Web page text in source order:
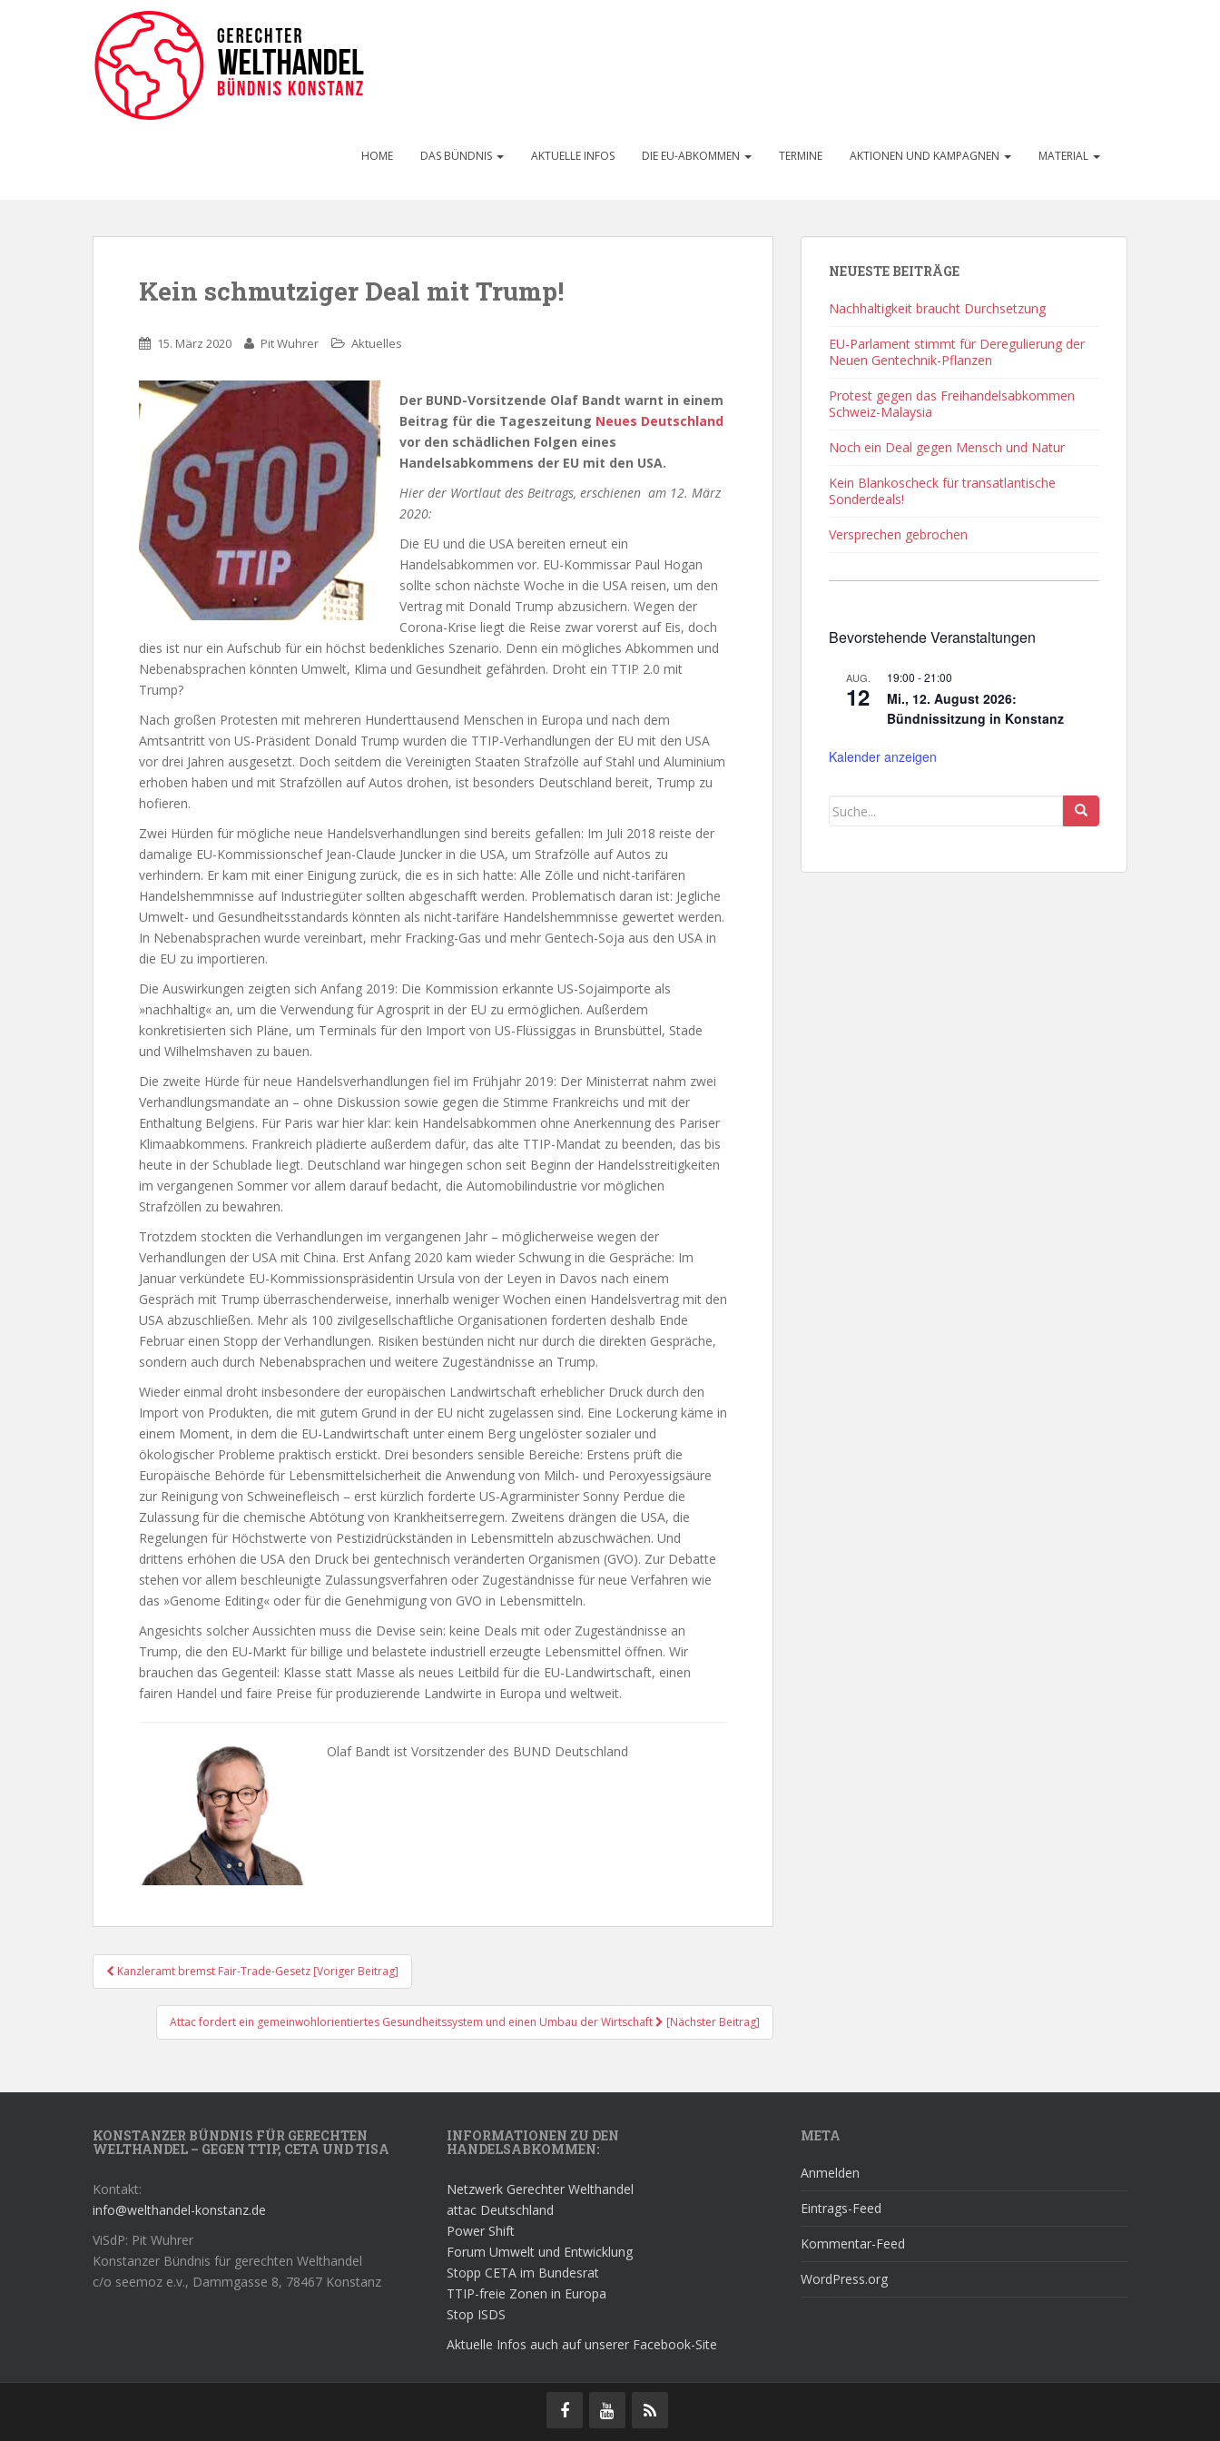
HOME DAS BÜNDNIS AKTUELLE INFOS DIE EU-ABKOMMEN TERMINE AKTIONEN UND KAMPAGNEN MATERIAL
Kein schmutziger Deal mit Trump!
15. März 2020 Pit Wuhrer Aktuelles
Der BUND-Vorsitzende Olaf Bandt warnt in einem
Beitrag für die Tageszeitung Neues Deutschland
vor den schädlichen Folgen eines
Handelsabkommens der EU mit den USA.
Hier der Wortlaut des Beitrags, erschienen am 12. März
2020:
Die EU und die USA bereiten erneut ein
Handelsabkommen vor. EU-Kommissar Paul Hogan
sollte schon nächste Woche in die USA reisen, um den
Vertrag mit Donald Trump abzusichern. Wegen der
Corona-Krise liegt die Reise zwar vorerst auf Eis, doch
dies ist nur ein Aufschub für ein höchst bedenkliches Szenario. Denn ein mögliches Abkommen und
Nebenabsprachen könnten Umwelt, Klima und Gesundheit gefährden. Droht ein TTIP 2.0 mit
Trump?
Nach großen Protesten mit mehreren Hunderttausend Menschen in Europa und nach dem
Amtsantritt von US-Präsident Donald Trump wurden die TTIP-Verhandlungen der EU mit den USA
vor drei Jahren ausgesetzt. Doch seitdem die Vereinigten Staaten Strafzölle auf Stahl und Aluminium
erhoben haben und mit Strafzöllen auf Autos drohen, ist besonders Deutschland bereit, Trump zu
hofieren.
Zwei Hürden für mögliche neue Handelsverhandlungen sind bereits gefallen: Im Juli 2018 reiste der
damalige EU-Kommissionschef Jean-Claude Juncker in die USA, um Strafzölle auf Autos zu
verhindern. Er kam mit einer Einigung zurück, die es in sich hatte: Alle Zölle und nicht-tarifären
Handelshemmnisse auf Industriegüter sollten abgeschafft werden. Problematisch daran ist: Jegliche
Umwelt- und Gesundheitsstandards könnten als nicht-tarifäre Handelshemmnisse gewertet werden.
In Nebenabsprachen wurde vereinbart, mehr Fracking-Gas und mehr Gentech-Soja aus den USA in
die EU zu importieren.
Die Auswirkungen zeigten sich Anfang 2019: Die Kommission erkannte US-Sojaimporte als
»nachhaltig« an, um die Verwendung für Agrosprit in der EU zu ermöglichen. Außerdem
konkretisierten sich Pläne, um Terminals für den Import von US-Flüssiggas in Brunsbüttel, Stade
und Wilhelmshaven zu bauen.
Die zweite Hürde für neue Handelsverhandlungen fiel im Frühjahr 2019: Der Ministerrat nahm zwei
Verhandlungsmandate an – ohne Diskussion sowie gegen die Stimme Frankreichs und mit der
Enthaltung Belgiens. Für Paris war hier klar: kein Handelsabkommen ohne Anerkennung des Pariser
Klimaabkommens. Frankreich plädierte außerdem dafür, das alte TTIP-Mandat zu beenden, das bis
heute in der Schublade liegt. Deutschland war hingegen schon seit Beginn der Handelsstreitigkeiten
im vergangenen Sommer vor allem darauf bedacht, die Automobilindustrie vor möglichen
Strafzöllen zu bewahren.
Trotzdem stockten die Verhandlungen im vergangenen Jahr – möglicherweise wegen der
Verhandlungen der USA mit China. Erst Anfang 2020 kam wieder Schwung in die Gespräche: Im
Januar verkündete EU-Kommissionspräsidentin Ursula von der Leyen in Davos nach einem
Gespräch mit Trump überraschenderweise, innerhalb weniger Wochen einen Handelsvertrag mit den
USA abzuschließen. Mehr als 100 zivilgesellschaftliche Organisationen forderten deshalb Ende
Februar einen Stopp der Verhandlungen. Risiken bestünden nicht nur durch die direkten Gespräche,
sondern auch durch Nebenabsprachen und weitere Zugeständnisse an Trump.
Wieder einmal droht insbesondere der europäischen Landwirtschaft erheblicher Druck durch den
Import von Produkten, die mit gutem Grund in der EU nicht zugelassen sind. Eine Lockerung käme in
einem Moment, in dem die EU-Landwirtschaft unter einem Berg ungelöster sozialer und
ökologischer Probleme praktisch erstickt. Drei besonders sensible Bereiche: Erstens prüft die
Europäische Behörde für Lebensmittelsicherheit die Anwendung von Milch- und Peroxyessigsäure
zur Reinigung von Schweinefleisch – erst kürzlich forderte US-Agrarminister Sonny Perdue die
Zulassung für die chemische Abtötung von Krankheitserregern. Zweitens drängen die USA, die
Regelungen für Höchstwerte von Pestizidrückständen in Lebensmitteln abzuschwächen. Und
drittens erhöhen die USA den Druck bei gentechnisch veränderten Organismen (GVO). Zur Debatte
stehen vor allem beschleunigte Zulassungsverfahren oder Zugeständnisse für neue Verfahren wie
das »Genome Editing« oder für die Genehmigung von GVO in Lebensmitteln.
Angesichts solcher Aussichten muss die Devise sein: keine Deals mit oder Zugeständnisse an
Trump, die den EU-Markt für billige und belastete industriell erzeugte Lebensmittel öffnen. Wir
brauchen das Gegenteil: Klasse statt Masse als neues Leitbild für die EU-Landwirtschaft, einen
fairen Handel und faire Preise für produzierende Landwirte in Europa und weltweit.
Olaf Bandt ist Vorsitzender des BUND Deutschland
Post
Navigation
Kanzleramt bremst Fair-Trade-Gesetz [Voriger Beitrag]
Attac fordert ein gemeinwohlorientiertes Gesundheitssystem und einen Umbau der Wirtschaft [Nächster Beitrag]
NEUESTE BEITRÄGE
Nachhaltigkeit braucht Durchsetzung
EU-Parlament stimmt für Deregulierung der
Neuen Gentechnik-Pflanzen
Protest gegen das Freihandelsabkommen
Schweiz-Malaysia
Noch ein Deal gegen Mensch und Natur
Kein Blankoscheck für transatlantische
Sonderdeals!
Versprechen gebrochen
Bevorstehende Veranstaltungen
AUG.
12
19:00 -21:00
Mi., 12. August 2026:
Bündnissitzung in Konstanz
Kalender anzeigen
KONSTANZER BÜNDNIS FÜR GERECHTEN
WELTHANDEL – GEGEN TTIP, CETA UND TISA
Kontakt:
info@welthandel-konstanz.de
ViSdP: Pit Wuhrer
Konstanzer Bündnis für gerechten Welthandel
c/o seemoz e.v., Dammgasse 8, 78467 Konstanz
INFORMATIONEN ZU DEN
HANDELSABKOMMEN:
Netzwerk Gerechter Welthandel
attac Deutschland
Power Shift
Forum Umwelt und Entwicklung
Stopp CETA im Bundesrat
TTIP-freie Zonen in Europa
Stop ISDS
Aktuelle Infos auch auf unserer Facebook-Site
META
Anmelden
Eintrags-Feed
Kommentar-Feed
WordPress.org